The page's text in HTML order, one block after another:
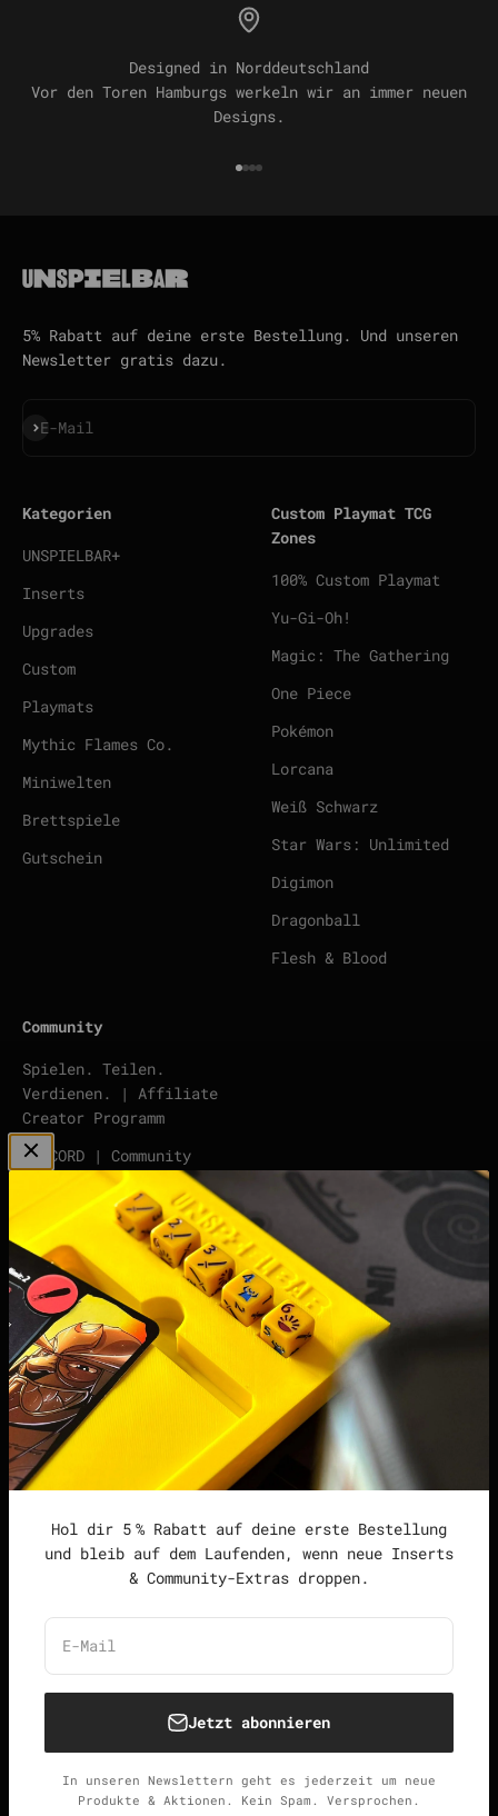
Hol dir 5 % Rabatt auf deine erste Bestellung
und bleib auf dem Laufenden, wenn neue Inserts
& Community-Extras droppen.
E-Mail
Jetzt abonnieren
In unseren Newslettern geht es jederzeit um neue
Produkte & Aktionen. Kein Spam. Versprochen.
Designed in Norddeutschland
Vor den Toren Hamburgs werkeln wir an immer neuen
Designs.
Gehe zu Element 1
Gehe zu Element 2
Gehe zu Element 3
Gehe zu Element 4
5% Rabatt auf deine erste Bestellung. Und unseren
Newsletter gratis dazu.
E-Mail
Abonnieren
Kategorien
UNSPIELBAR+
Inserts
Upgrades
Custom
Playmats
Mythic Flames Co.
Miniwelten
Brettspiele
Gutschein
Custom Playmat TCG
Zones
100% Custom Playmat
Yu-Gi-Oh!
Magic: The Gathering
One Piece
Pokémon
Lorcana
Weiß Schwarz
Star Wars: Unlimited
Digimon
Dragonball
Flesh & Blood
Community
Spielen. Teilen.
Verdienen. | Affiliate
Creator Programm
DISCORD | Community
points | Score Tracker
Podcast
Impressum
Datenschutzerklärung
Widerrufsrecht &
Widerrufsformular
Allgemeine
Geschäftsbedingungen
Deutschland (EUR €) Deutsch
Kontaktinformationen
Impressum